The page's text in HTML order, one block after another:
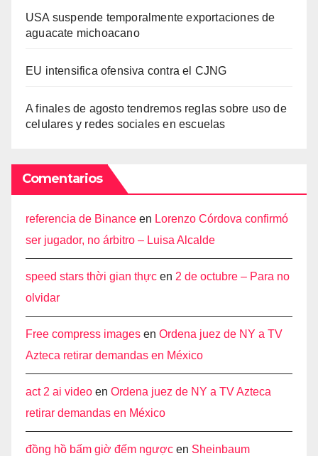
USA suspende temporalmente exportaciones de
aguacate michoacano
EU intensifica ofensiva contra el CJNG
A finales de agosto tendremos reglas sobre uso de
celulares y redes sociales en escuelas
Comentarios
referencia de Binance en Lorenzo Córdova confirmó
ser jugador, no árbitro – Luisa Alcalde
speed stars thời gian thực en 2 de octubre – Para no
olvidar
Free compress images en Ordena juez de NY a TV
Azteca retirar demandas en México
act 2 ai video en Ordena juez de NY a TV Azteca
retirar demandas en México
đồng hồ bấm giờ đếm ngược en Sheinbaum